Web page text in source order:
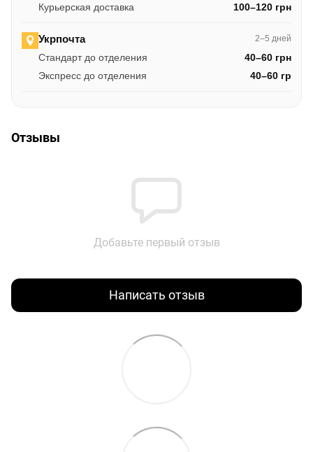
Курьерская доставка
100–120 грн
Укрпочта 2–5 дней
Стандарт до отделения
40–60 грн
Экспресс до отделения
40–60 гр
Отзывы
Добавьте первый отзыв
Написать отзыв